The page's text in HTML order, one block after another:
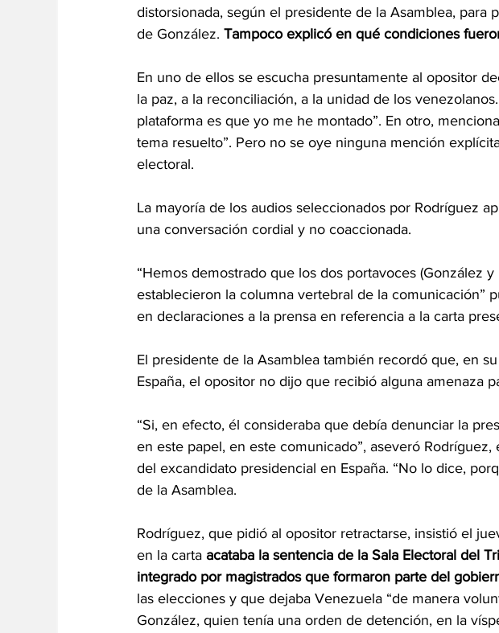
distorsionada, según el presidente de la Asamblea,
de González. Tampoco explicó en qué condiciones
En uno de ellos se escucha presuntamente al opositor
la paz, a la reconciliación, a la unidad de los
plataforma es que yo me he montado”. En otro,
tema resuelto”. Pero no se oye ninguna mención
electoral.
La mayoría de los audios seleccionados por Rodríguez
una conversación cordial y no coaccionada.
“Hemos demostrado que los dos portavoces (González
establecieron la columna vertebral de la comunicación”
en declaraciones a la prensa en referencia a la carta
El presidente de la Asamblea también recordó que, en
España, el opositor no dijo que recibió alguna amenaza
“Si, en efecto, él consideraba que debía denunciar la
en este papel, en este comunicado”, aseveró
del excandidato presidencial en España. “No lo dice,
de la Asamblea.
Rodríguez, que pidió al opositor retractarse, insistió el
en la carta acataba la sentencia de la Sala Electoral del
integrado por magistrados que formaron parte del
las elecciones y que dejaba Venezuela “de manera
González, quien tenía una orden de detención, en la